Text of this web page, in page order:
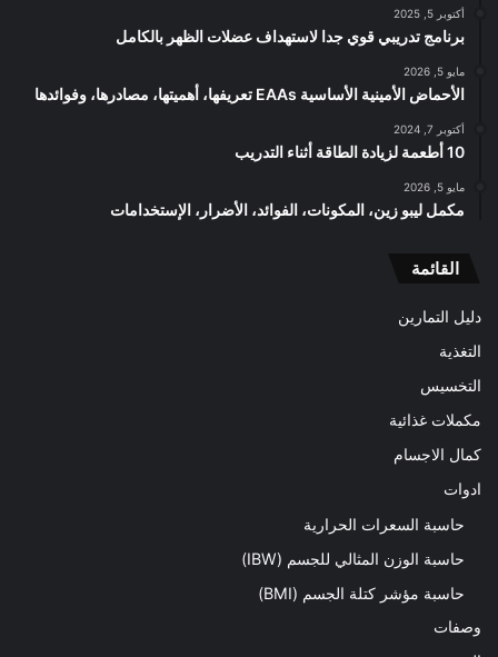
أكتوبر 5, 2025
برنامج تدريبي قوي جدا لاستهداف عضلات الظهر بالكامل
مايو 5, 2026
الأحماض الأمينية الأساسية EAAs تعريفها، أهميتها، مصادرها، وفوائدها
أكتوبر 7, 2024
10 أطعمة لزيادة الطاقة أثناء التدريب
مايو 5, 2026
مكمل ليبو زين، المكونات، الفوائد، الأضرار، الإستخدامات
القائمة
دليل التمارين
التغذية
التخسيس
مكملات غذائية
كمال الاجسام
ادوات
حاسبة السعرات الحرارية
حاسبة الوزن المثالي للجسم (IBW)
حاسبة مؤشر كتلة الجسم (BMI)
وصفات